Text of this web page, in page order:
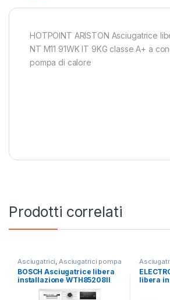
HOTPOINT ARISTON Asciugatrice
NT M11 91WK IT 9KG classe A+ a
pompa di calore
Prodotti correlati
Asciugatrici Asciugatrici pompa
di calore , BOSCH
BOSCH Asciugatrice libera
installazione WTH85208II
8KG E
di calore ,
libera